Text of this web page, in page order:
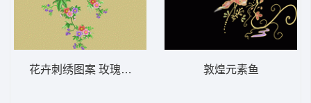
花卉刺绣图案 玫瑰靓花 敦煌元素鱼